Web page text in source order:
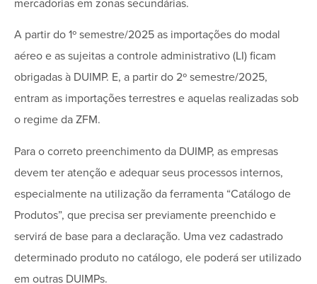
mercadorias em zonas secundárias.
A partir do 1º semestre/2025 as importações do modal
aéreo e as sujeitas a controle administrativo (LI) ficam
obrigadas à DUIMP. E, a partir do 2º semestre/2025,
entram as importações terrestres e aquelas realizadas sob
o regime da ZFM.
Para o correto preenchimento da DUIMP, as empresas
devem ter atenção e adequar seus processos internos,
especialmente na utilização da ferramenta “Catálogo de
Produtos”, que precisa ser previamente preenchido e
servirá de base para a declaração. Uma vez cadastrado
determinado produto no catálogo, ele poderá ser utilizado
em outras DUIMPs.